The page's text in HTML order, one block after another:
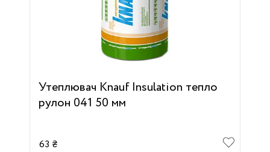
Утеплювач Кnauf Insulation тепло
рулон 041 50 мм
63 ₴